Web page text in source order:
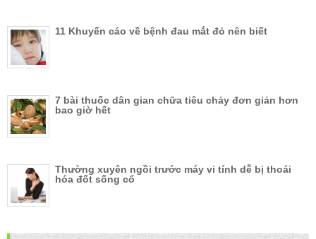
11 Khuyến cáo về bệnh đau mắt đỏ nên biết
7 bài thuốc dân gian chữa tiêu chảy đơn giản hơn
bao giờ hết
Thường xuyên ngồi trước máy vi tính dễ bị thoái
hóa đốt sống cổ